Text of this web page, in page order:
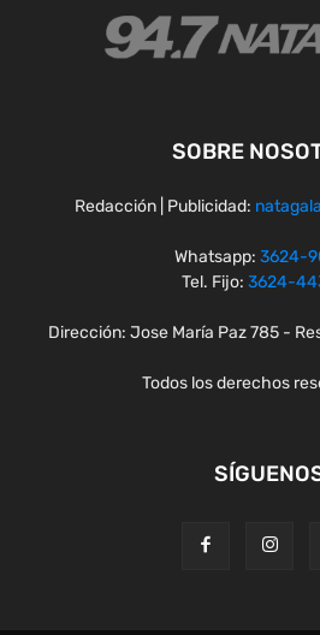
SOBRE
Redacción | Publicidad:
Whatsapp: 3624-
Tel. Fijo: 3624-
Dirección: Jose María Paz 785 -
Todos los derechos